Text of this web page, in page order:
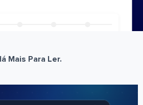
Mais Para Ler.